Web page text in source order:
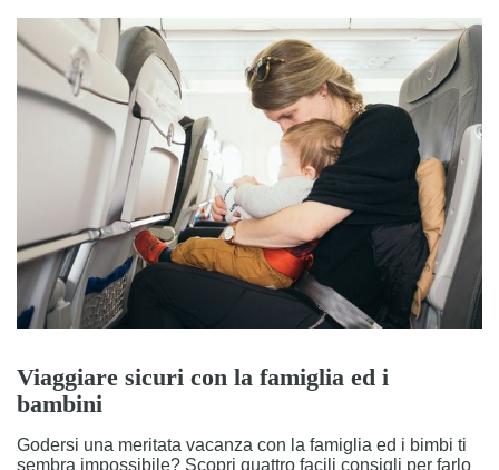
Viaggiare sicuri con la famiglia ed i
bambini
Godersi una meritata vacanza con la famiglia ed i bimbi ti
sembra impossibile? Scopri quattro facili consigli per farlo